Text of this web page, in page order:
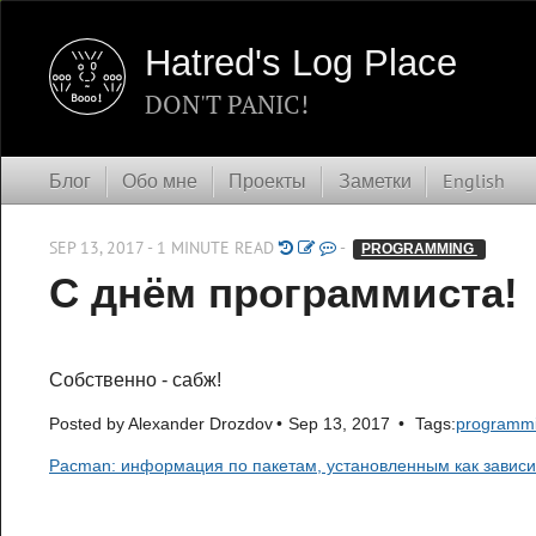
Hatred's Log Place
DON'T PANIC!
Блог Обо мне Проекты Заметки English
SEP 13, 2017 - 1 MINUTE READ - PROGRAMMING
С днём программиста!
Собственно - сабж!
Posted by Alexander Drozdov Sep 13, 2017 Tags:
Pacman: информация по пакетам, установленным как